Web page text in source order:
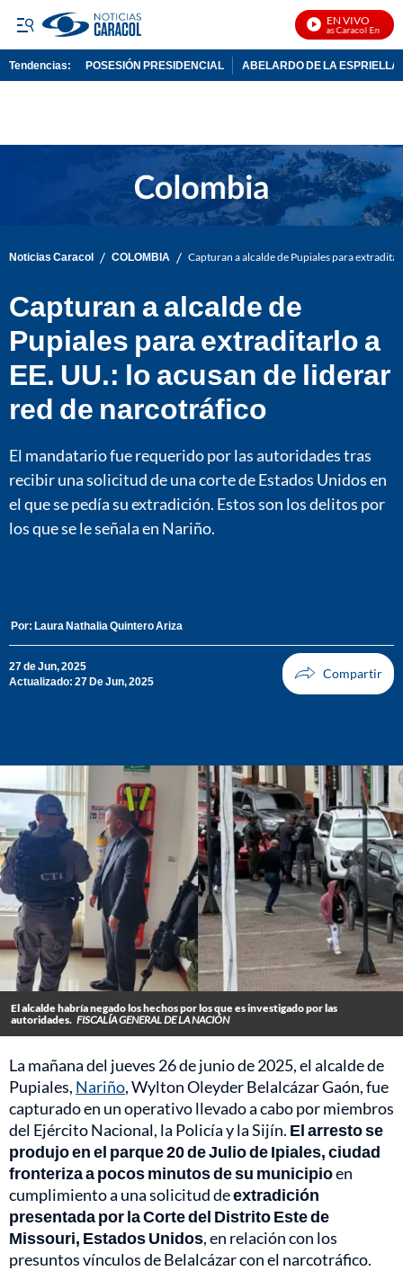
EN VIVO
Noticias Caracol En Vivo
Tendencias: POSESIÓN PRESIDENCIAL ABELARDO DE LA ESPRIELLA
Noticias Caracol / COLOMBIA / Capturan a alcalde de Pupiales para
Capturan a alcalde de
Pupiales para extraditarlo a
EE. UU.: lo acusan de liderar
red de narcotráfico
El mandatario fue requerido por las autoridades tras
recibir una solicitud de una corte de Estados Unidos en
el que se pedía su extradición. Estos son los delitos por
los que se le señala en Nariño.
Por: Laura Nathalia Quintero Ariza
27 de Jun, 2025
Actualizado: 27 De Jun, 2025
El alcalde habría negado los hechos por los que es investigado por las
autoridades. FISCALÍA GENERAL DE LA NACIÓN
La mañana del jueves 26 de junio de 2025, el alcalde de
Pupiales, Nariño, Wylton Oleyder Belalcázar Gaón, fue
capturado en un operativo llevado a cabo por miembros
del Ejército Nacional, la Policía y la Sijín. El arresto se
produjo en el parque 20 de Julio de Ipiales, ciudad
fronteriza a pocos minutos de su municipioen
cumplimiento a una solicitud deextradición
presentada por la Corte del Distrito Este de
Missouri, Estados Unidos, en relación con los
presuntos vínculos de Belalcázar con el narcotráfico.